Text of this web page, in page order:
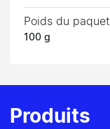
Poids du paquet
100 g
Produits